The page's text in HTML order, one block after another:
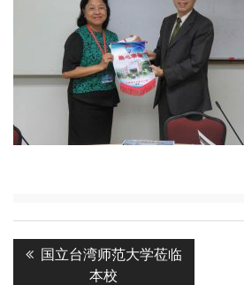
navigation
Previous
国立台湾师范大学莅临
本校